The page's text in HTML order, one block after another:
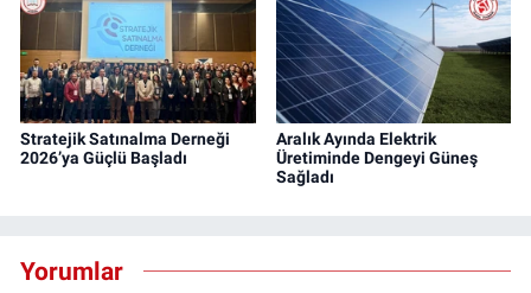
Stratejik Satınalma Derneği
2026’ya Güçlü Başladı
Aralık Ayında Elektrik
Üretiminde Dengeyi Güneş
Sağladı
Yorumlar